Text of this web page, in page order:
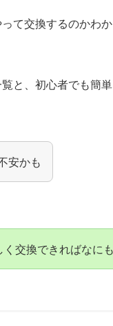
て交換するのかわ
と、初心者でも簡
安かも
交換できればなに